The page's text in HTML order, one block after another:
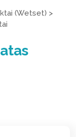
(Wetset) >